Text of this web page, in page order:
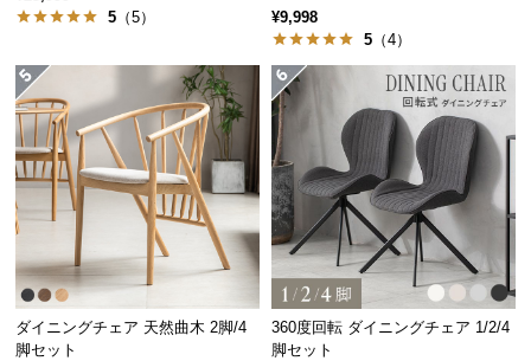
お
様
サ
ポ
ー
ト
お
知
せ
ラッカー塗装を施した座面は、水が染み込みにくく
汚れもサッと拭き取れるのでお手入れも簡単です。
5 （5）
¥9,998
5 （4）
ダイニングチェア 天然曲木 2脚/4
脚セット
360度回転 ダイニングチェア 1/2/4
脚セット